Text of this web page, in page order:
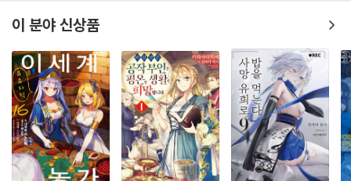
이 분야 신상품